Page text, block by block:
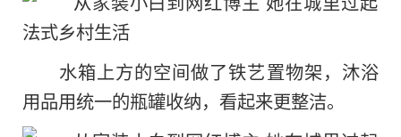
水箱上方的空间做了铁艺置物架，沐浴
用品用统一的瓶罐收纳，看起来更整洁。